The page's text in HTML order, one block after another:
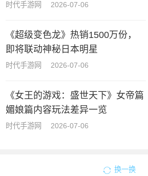
时代手游网 2026-07-06
《超级变色龙》热销1500万份，
即将联动神秘日本明星
时代手游网 2026-07-06
《女王的游戏：盛世天下》女帝篇
媚娘篇内容玩法差异一览
时代手游网 2026-07-06
换一换